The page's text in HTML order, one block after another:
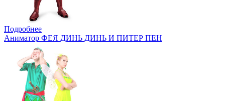
Подробнее
Аниматор ФЕЯ ДИНЬ ДИНЬ И ПИТЕР ПЕН